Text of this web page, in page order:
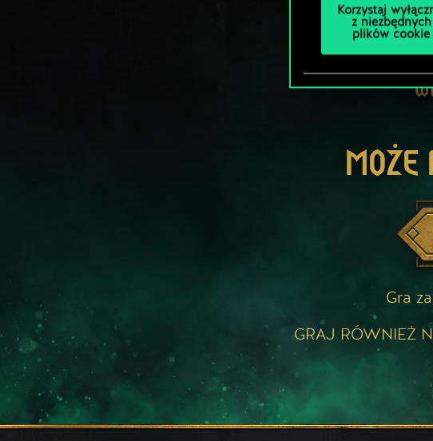
Korzystaj
z niezbędnych
plików cookie
Gra
GRAJ RÓWNIEŻ